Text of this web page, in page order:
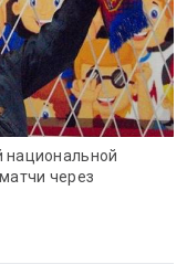
национальной
через